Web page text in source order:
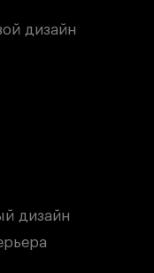
дизайн
дизайн